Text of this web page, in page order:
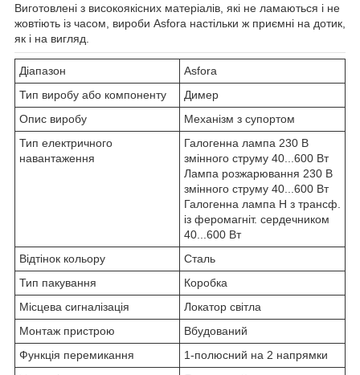
Виготовлені з високоякісних матеріалів, які не ламаються і не
жовтіють із часом, вироби Asfora настільки ж приємні на дотик,
як і на вигляд.
Діапазон
Asfora
Тип виробу або компоненту
Димер
Опис виробу
Механізм з супортом
Тип електричного
навантаження
Галогенна лампа 230 В
змінного струму 40...600 Вт
Лампа розжарювання 230 В
змінного струму 40...600 Вт
Галогенна лампа Н з трансф.
із феромагніт. сердечником
40...600 Вт
Відтінок кольору
Сталь
Тип пакування
Коробка
Місцева сигналізація
Локатор світла
Монтаж пристрою
Вбудований
Функція перемикання
1-полюсний на 2 напрямки